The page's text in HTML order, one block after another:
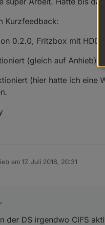
Kurzfeedback:
0.2.0, Fritzbox mit HDD
(gleich auf Anhieb)
(hier hatte ich eine
am 17. Juli 2018, 20:31
editiert von
der DS irgendwo CIFS